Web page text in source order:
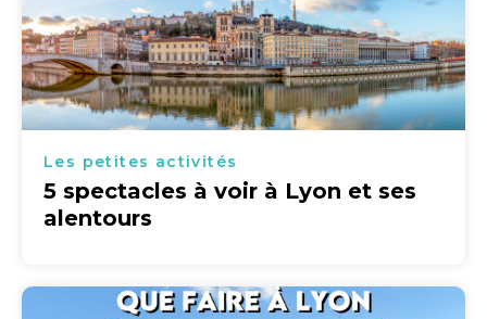
Les petites activités
5 spectacles à voir à Lyon et ses
alentours